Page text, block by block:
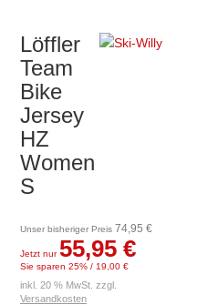
Löffler
Team
Bike
Jersey
HZ
Women
S
Unser bisheriger Preis 74,95 €
Jetzt nur 55,95 €
Sie sparen 25% / 19,00 €
inkl. 20 % MwSt. zzgl.
Versandkosten